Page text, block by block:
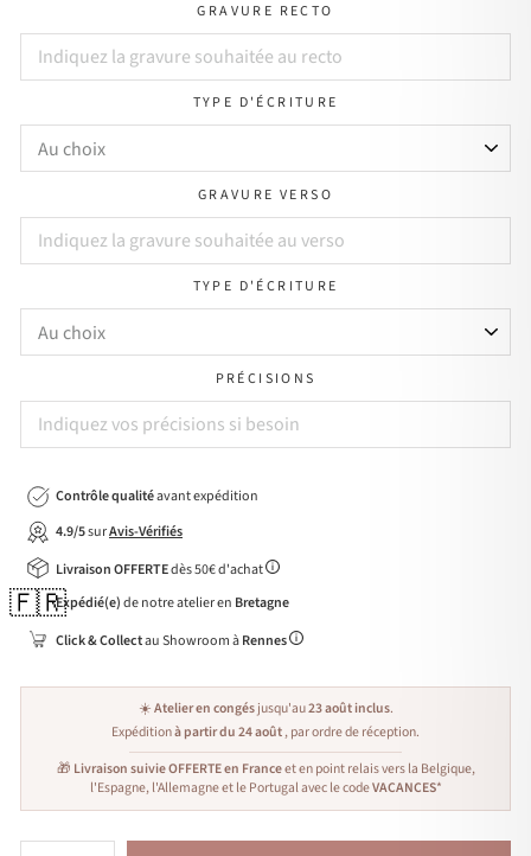
GRAVURE RECTO
TYPE D'ÉCRITURE
GRAVURE VERSO
TYPE D'ÉCRITURE
PRÉCISIONS
Contrôle qualitéavant expédition
4.9/5surAvis-Vérifiés
Livraison OFFERTEdès 50€ d'achat
🇫🇷Expédié(e)de notre atelier en Bretagne
Click & Collectau Showroom àRennes
☀️Atelier en congésjusqu'au23 août inclus.
Expéditionà partir du 24 août, par ordre de réception.
🎁 Livraison suivie OFFERTE en Franceet en point relais vers la Belgique,
l'Espagne, l'Allemagne et le Portugal avec le codeVACANCES*